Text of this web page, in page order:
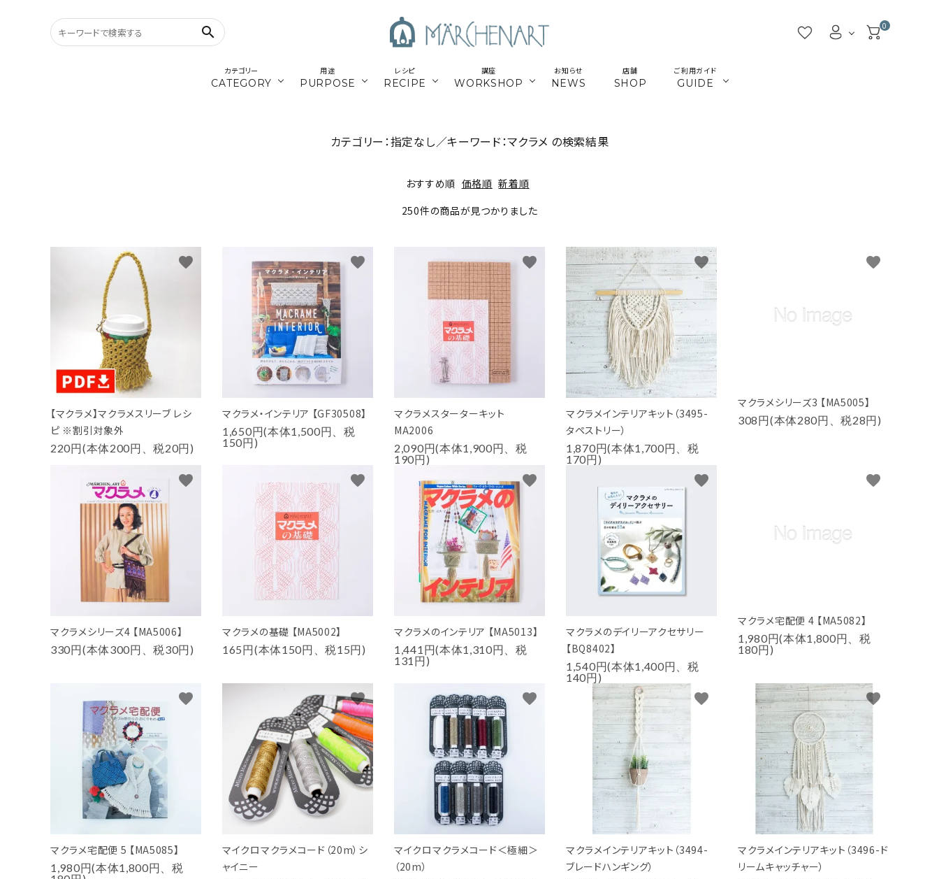
search 0
カテゴリー
CATEGORY
オンライン講座
用途
PURPOSE
スマホショルダー関連
ウッド ガラス
お得な業務用 アウトレット 割引除外品
レシピ
RECIPE
講座
WORKSHOP
お知らせ
NEWS
店舗
SHOP
ご利用ガイド
GUIDE
WORKSHOP
お知らせ
カテゴリー：指定なし／キーワード：マクラメ の検索結果
おすすめ順 価格順 新着順
250件の商品が見つかりました
【マクラメ】マクラメスリーブ レシ
ピ ※割引対象外
220円(本体200円、税20円)
favorite
マクラメ・インテリア 【GF30508】
1,650円(本体1,500円、税
150円)
favorite
マクラメスターターキット
MA2006
2,090円(本体1,900円、税
190円)
favorite
マクラメインテリアキット（3495-
タペストリー）
1,870円(本体1,700円、税
170円)
favorite
マクラメシリーズ3 【MA5005】
308円(本体280円、税28円)
favorite
マクラメシリーズ4 【MA5006】
330円(本体300円、税30円)
favorite
マクラメの基礎 【MA5002】
165円(本体150円、税15円)
favorite
マクラメのインテリア 【MA5013】
1,441円(本体1,310円、税
131円)
favorite
マクラメのデイリーアクセサリー
【BQ8402】
1,540円(本体1,400円、税
140円)
favorite
マクラメ宅配便 4 【MA5082】
1,980円(本体1,800円、税
180円)
favorite
マクラメ宅配便 5 【MA5085】
1,980円(本体1,800円、税
favorite
マイクロマクラメコード（20m）シ
ャイニー
favorite
マイクロマクラメコード＜極細＞
（20m）
favorite
マクラメインテリアキット（3494-
ブレードハンギング）
favorite
マクラメインテリアキット（3496-ド
リームキャッチャー）
favorite